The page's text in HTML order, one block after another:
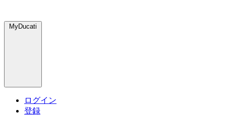
MyDucati
ログイン
登録